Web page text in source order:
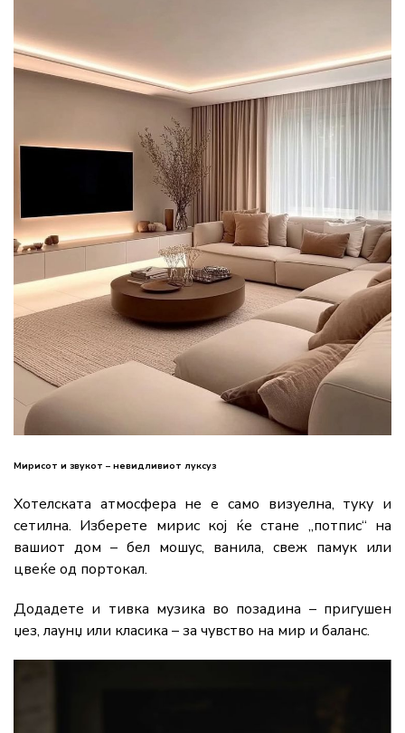
Мирисот и звукот – невидливиот луксуз
Хотелската атмосфера не е само визуелна, туку и
сетилна. Изберете мирис кој ќе стане „потпис“ на
вашиот дом – бел мошус, ванила, свеж памук или
цвеќе од портокал.
Додадете и тивка музика во позадина – пригушен
џез, лаунџ или класика – за чувство на мир и баланс.